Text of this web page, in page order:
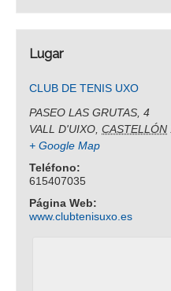
Lugar
CLUB DE TENIS UXO
PASEO LAS GRUTAS, 4
VALL D'UIXO CASTELLÓN
+ Google Map
Teléfono:
615407035
Página Web:
www.clubtenisuxo.es